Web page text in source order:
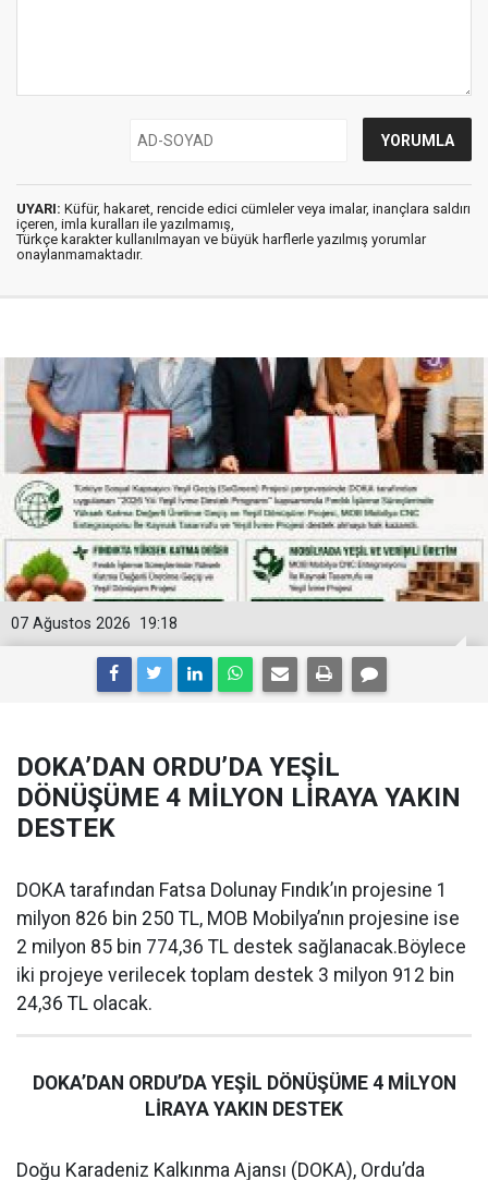
UYARI: Küfür, hakaret, rencide edici cümleler veya imalar, inançlara saldırı
içeren, imla kuralları ile yazılmamış,
Türkçe karakter kullanılmayan ve büyük harflerle yazılmış yorumlar
onaylanmamaktadır.
19:18
07 Ağustos 2026
DOKA’DAN ORDU’DA YEŞİL
DÖNÜŞÜME 4 MİLYON LİRAYA YAKIN
DESTEK
DOKA tarafından Fatsa Dolunay Fındık’ın projesine 1
milyon 826 bin 250 TL, MOB Mobilya’nın projesine ise
2 milyon 85 bin 774,36 TL destek sağlanacak.Böylece
iki projeye verilecek toplam destek 3 milyon 912 bin
24,36 TL olacak.
DOKA’DAN ORDU’DA YEŞİL DÖNÜŞÜME 4 MİLYON
LİRAYA YAKIN DESTEK
Doğu Karadeniz Kalkınma Ajansı (DOKA), Ordu’da